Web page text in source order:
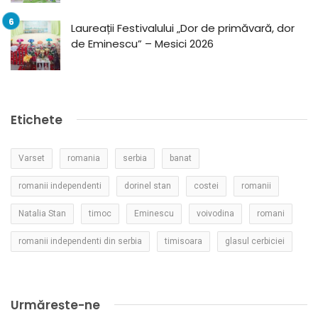
Laureații Festivalului „Dor de primăvară, dor
de Eminescu” – Mesici 2026
Etichete
Varset romania serbia banat
romanii independenti dorinel stan costei romanii
Natalia Stan timoc Eminescu voivodina romani
romanii independenti din serbia timisoara glasul cerbiciei
Urmărește-ne